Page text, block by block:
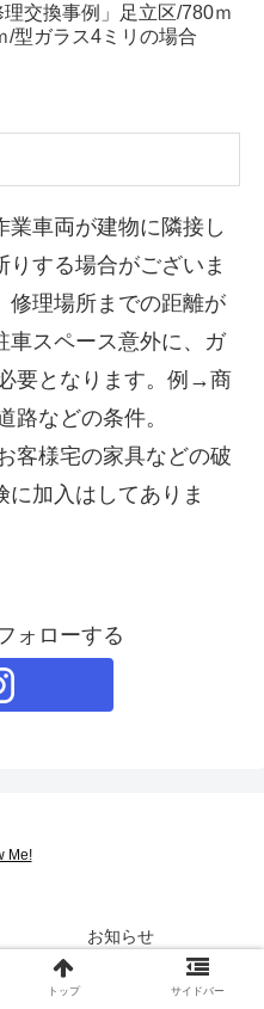
理交換事例」足立区/780ｍ
/型ガラス4ミリの場合
車両が建物に隣接し
する場合がございま
修理場所までの距離が
車スペース意外に、ガ
要となります。例→商
路などの条件。
客様宅の家具などの破
加入はしてありま
ォローする
Me!
お知らせ
トップ サイドバー